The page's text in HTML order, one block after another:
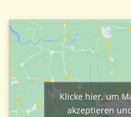
Klicke hier, um
akzeptieren